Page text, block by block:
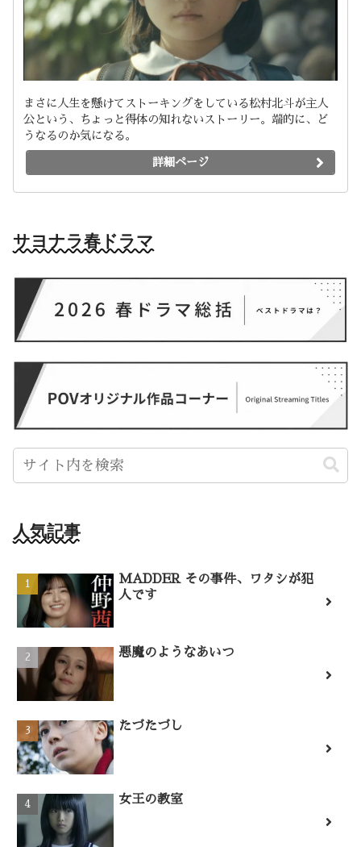
まさに人生を懸けてストーキングをしている松村北斗が主人
公という、ちょっと得体の知れないストーリー。端的に、ど
うなるのか気になる。
詳細ページ
サヨナラ春ドラマ
人気記事
MADDER その事件、ワタシが犯
人です
悪魔のようなあいつ
たづたづし
女王の教室